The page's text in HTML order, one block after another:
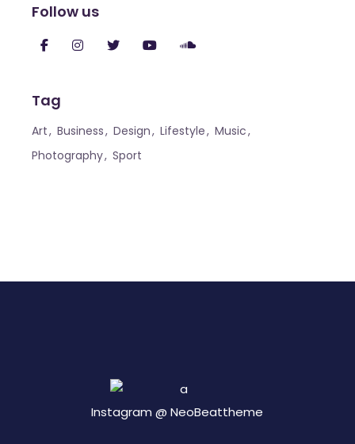
Follow us
Tag
Art Business Design Lifestyle
Music
Photography
Sport
Instagram @NeoBeattheme